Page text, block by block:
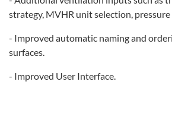
strategy, MVHR unit selection,
- Improved automatic naming and
surfaces.
- Improved User Interface.